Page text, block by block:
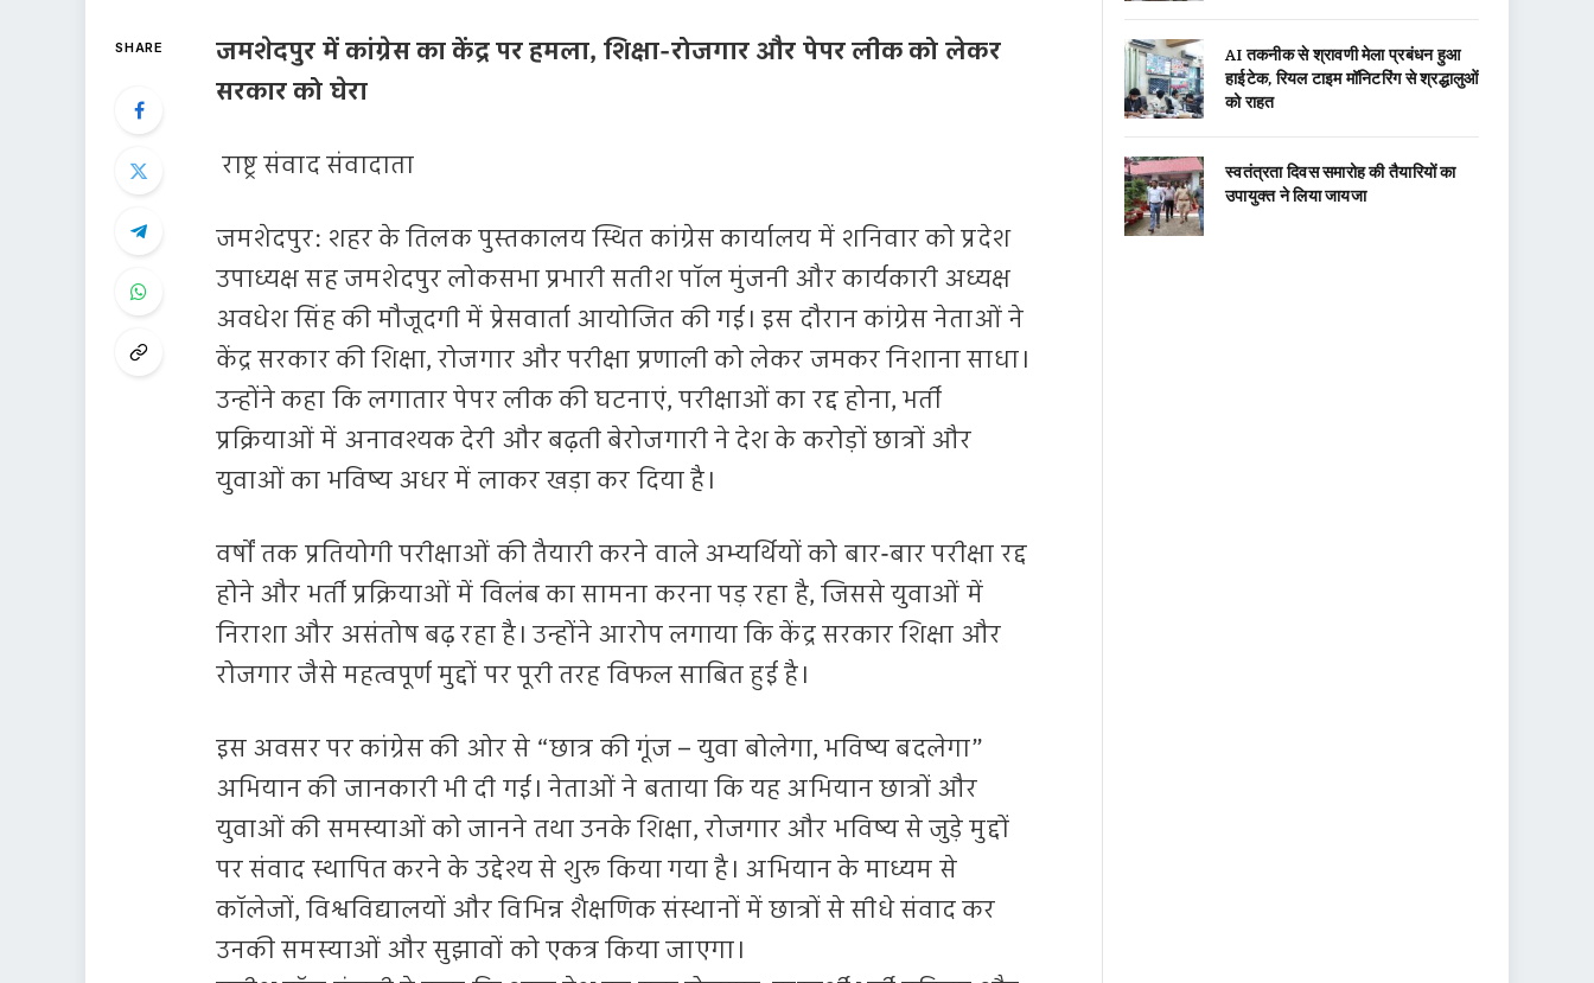
SHARE
जमशेदपुर में कांग्रेस का केंद्र पर हमला, शिक्षा-रोजगार और पेपर लीक को लेकर
सरकार को घेरा
राष्ट्र संवाद संवादाता
जमशेदपुर: शहर के तिलक पुस्तकालय स्थित कांग्रेस कार्यालय में शनिवार को प्रदेश
उपाध्यक्ष सह जमशेदपुर लोकसभा प्रभारी सतीश पॉल मुंजनी और कार्यकारी अध्यक्ष
अवधेश सिंह की मौजूदगी में प्रेसवार्ता आयोजित की गई। इस दौरान कांग्रेस नेताओं ने
केंद्र सरकार की शिक्षा, रोजगार और परीक्षा प्रणाली को लेकर जमकर निशाना साधा।
उन्होंने कहा कि लगातार पेपर लीक की घटनाएं, परीक्षाओं का रद्द होना, भर्ती
प्रक्रियाओं में अनावश्यक देरी और बढ़ती बेरोजगारी ने देश के करोड़ों छात्रों और
युवाओं का भविष्य अधर में लाकर खड़ा कर दिया है।
वर्षों तक प्रतियोगी परीक्षाओं की तैयारी करने वाले अभ्यर्थियों को बार-बार परीक्षा रद्द
होने और भर्ती प्रक्रियाओं में विलंब का सामना करना पड़ रहा है, जिससे युवाओं में
निराशा और असंतोष बढ़ रहा है। उन्होंने आरोप लगाया कि केंद्र सरकार शिक्षा और
रोजगार जैसे महत्वपूर्ण मुद्दों पर पूरी तरह विफल साबित हुई है।
इस अवसर पर कांग्रेस की ओर से “छात्र की गूंज – युवा बोलेगा, भविष्य बदलेगा”
अभियान की जानकारी भी दी गई। नेताओं ने बताया कि यह अभियान छात्रों और
युवाओं की समस्याओं को जानने तथा उनके शिक्षा, रोजगार और भविष्य से जुड़े मुद्दों
पर संवाद स्थापित करने के उद्देश्य से शुरू किया गया है। अभियान के माध्यम से
कॉलेजों, विश्वविद्यालयों और विभिन्न शैक्षणिक संस्थानों में छात्रों से सीधे संवाद कर
उनकी समस्याओं और सुझावों को एकत्र किया जाएगा।
AI तकनीक से श्रावणी मेला प्रबंधन हुआ
हाईटेक, रियल टाइम मॉनिटरिंग से श्रद्धालुओं
को राहत
स्वतंत्रता दिवस समारोह की तैयारियों का
उपायुक्त ने लिया जायजा